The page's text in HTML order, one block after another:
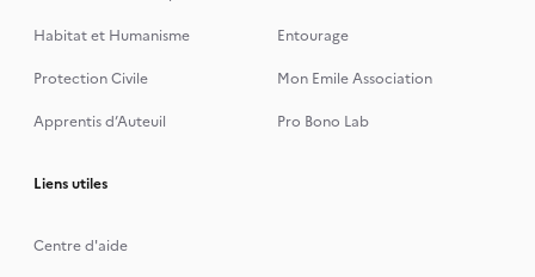
Habitat et Humanisme
Entourage
Protection Civile
Mon Emile Association
Apprentis d’Auteuil
Pro Bono Lab
Liens utiles
Centre d'aide